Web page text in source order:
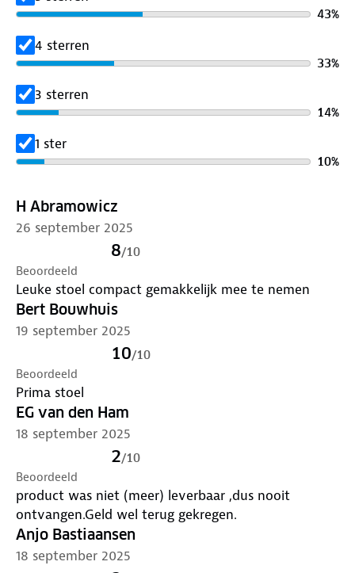
43%
4 sterren
33%
3 sterren
14%
1 ster
10%
H Abramowicz
26 september 2025
8/10
Beoordeeld
Leuke stoel compact gemakkelijk mee te nemen
Bert Bouwhuis
19 september 2025
10/10
Beoordeeld
Prima stoel
EG van den Ham
18 september 2025
2/10
Beoordeeld
product was niet (meer) leverbaar ,dus nooit
ontvangen.Geld wel terug gekregen.
Anjo Bastiaansen
18 september 2025